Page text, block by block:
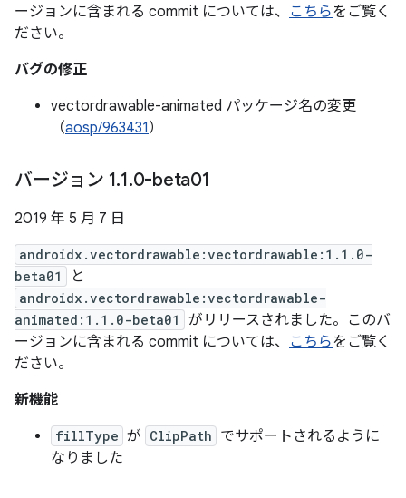
ージョンに含まれる commit については、 こちらをご覧く
ださい。
バグの修正
vectordrawable-animated パッケージ名の変更
（aosp/963431）
バージョン 1.1.0-beta01
2019 年 5 月 7 日
androidx.vectordrawable:vectordrawable:1.1.0-
beta01
と
androidx.vectordrawable:vectordrawable-
animated:1.1.0-beta01
がリリースされました。このバ
ージョンに含まれる commit については、 こちらをご覧く
ださい。
新機能
fillType が ClipPath でサポートされるように
なりました